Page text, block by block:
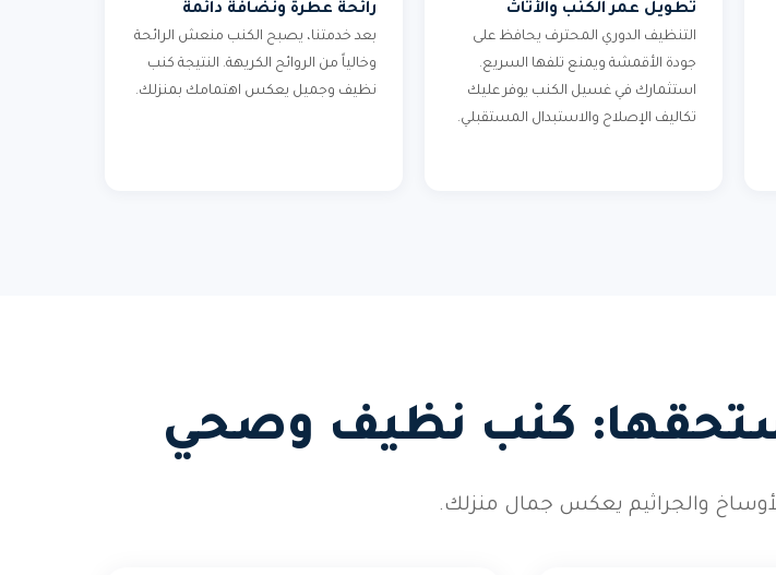
تطويل عمر الكنب والأثاث
التنظيف الدوري المحترف يحافظ على
جودة الأقمشة ويمنع تلفها السريع.
استثمارك في غسيل الكنب يوفر عليك
تكاليف الإصلاح والاستبدال المستقبلي.
رائحة عطرة ونضافة دائمة
بعد خدمتنا، يصبح الكنب منعش الرائحة
وخالياً من الروائح الكريهة. النتيجة كنب
نظيف وجميل يعكس اهتمامك بمنزلك.
تستحقها: كنب نظيف وصحي
والجراثيم يعكس جمال منزلك.